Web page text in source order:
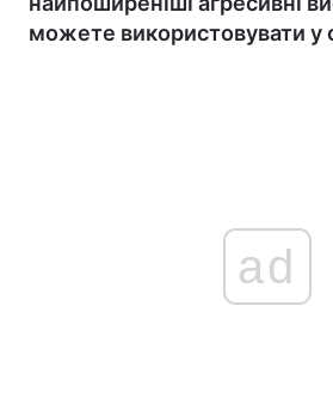
можете використовувати у
ad